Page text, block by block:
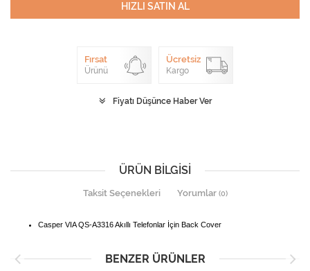
HIZLI SATIN AL
Fırsat
Ürünü
Ücretsiz
Kargo
Fiyatı Düşünce Haber Ver
ÜRÜN BILGISI
Taksit Seçenekleri Yorumlar (0)
Casper VIA QS-A3316 Akıllı Telefonlar İçin Back Cover
BENZER ÜRÜNLER